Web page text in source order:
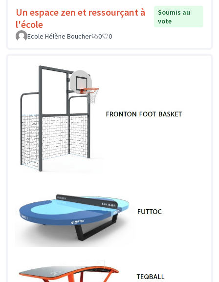
Un espace zen et ressourçant à
l'école
Soumis au
vote
Ecole Hélène Boucher
0 0